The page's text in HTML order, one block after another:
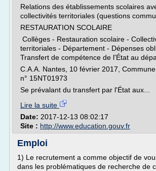
Relations des établissements scolaires
collectivités territoriales (questions
RESTAURATION SCOLAIRE
Collèges - Restauration scolaire -
territoriales - Département - Dépenses
Transfert de compétence de l'État au
C.A.A. Nantes, 10 février 2017,
n° 15NT01973
Se prévalant du transfert par l'État aux...
Lire la suite
Date: 2017-12-13 08:02:17
Site : http://www.education.gouv.fr
Emploi
1) Le recrutement a comme objectif de
dans les problématiques de recherche de